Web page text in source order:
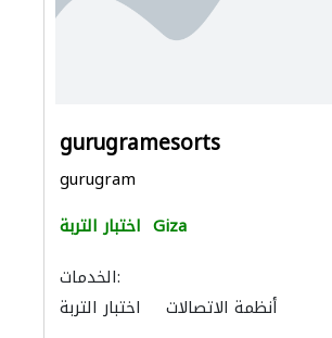
gurugramesorts
gurugram
اختبار التربة Giza
الخدمات:
اختبار التربة
أنظمة الاتصالات